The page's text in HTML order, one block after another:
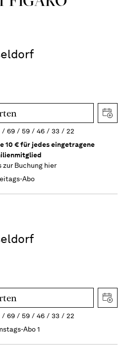
69 59 46 33
22
10 € für jedes eingetragene
zur Buchung hier
Abo
69 59 46 33
22
Abo 1